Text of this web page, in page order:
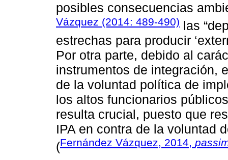
posibles consecuencias
Vázquez (2014: 489-490) las
estrechas para producir
Por otra parte, debido al
instrumentos de integración,
de la voluntad política de
los altos funcionarios
resulta crucial, puesto que
IPA en contra de la voluntad
(Fernández Vázquez, 2014,